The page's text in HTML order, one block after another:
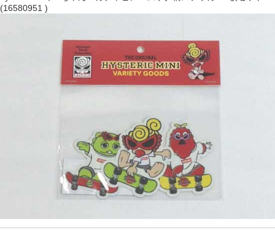
(16580951 )